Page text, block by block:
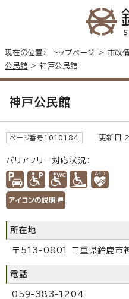
現在の位置： トップページ > 市政
公民館 > 神戸公民館
神戸公民館
ページ番号1010184 更新日
バリアフリー対応状況：
所在地
〒513-0801 三重県鈴鹿市
電話
059-383-1204